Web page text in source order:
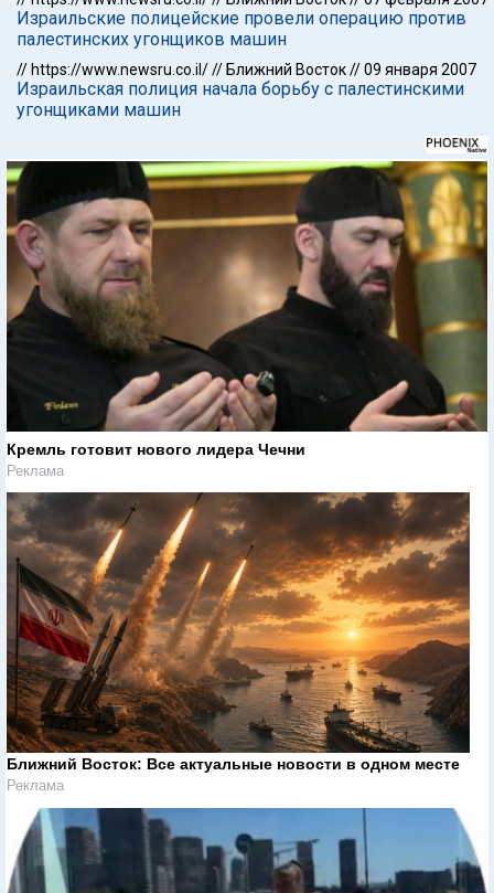
Израильские полицейские провели операцию против
палестинских угонщиков машин
// https://www.newsru.co.il/// Ближний Восток//09 января 2007
Израильская полиция начала борьбу с палестинскими
угонщиками машин
Кремль готовит нового лидера Чечни
Реклама
Ближний Восток: Все актуальные новости в одном месте
Реклама